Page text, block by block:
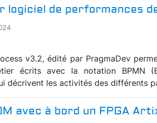
logiciel de performances
v3.2, édité par PragmaDev
écrits avec la notation BPMN
décrivent les activités des différents
avec à bord un FPGA